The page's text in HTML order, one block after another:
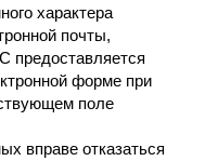
характера
почты,
предоставляется
форме при
поле
вправе отказаться